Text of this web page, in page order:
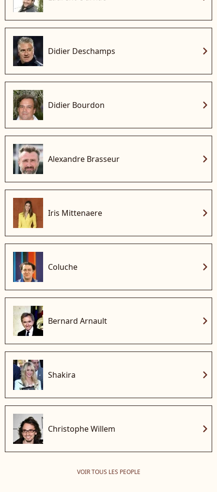
Didier Deschamps chevron_right
Didier Bourdon chevron_right
Alexandre Brasseur chevron_right
Iris Mittenaere chevron_right
Coluche chevron_right
Bernard Arnault chevron_right
Shakira chevron_right
Christophe Willem chevron_right
VOIR TOUS LES PEOPLE